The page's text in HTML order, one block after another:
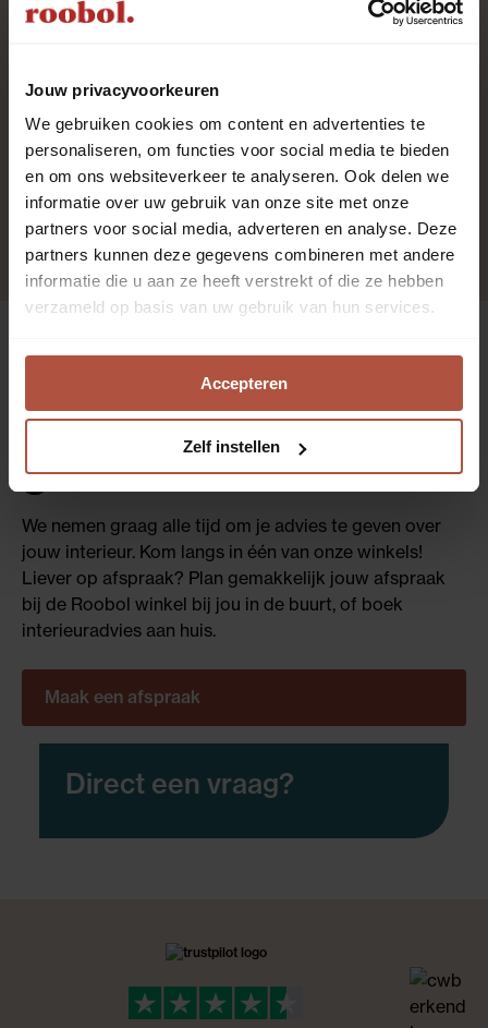
Jouw privacyvoorkeuren
We gebruiken cookies om content en advertenties te
personaliseren, om functies voor social media te bieden
en om ons websiteverkeer te analyseren. Ook delen we
informatie over uw gebruik van onze site met onze
partners voor social media, adverteren en analyse. Deze
partners kunnen deze gegevens combineren met andere
informatie die u aan ze heeft verstrekt of die ze hebben
verzameld op basis van uw gebruik van hun services.
Accepteren
Zelf instellen
1.0%
8odnW
Interieurvragen?
Kom langs voor
gratis advies
We nemen graag alle tijd om je advies te geven over
jouw interieur. Kom langs in één van onze winkels!
Liever op afspraak? Plan gemakkelijk jouw afspraak
bij de Roobol winkel bij jou in de buurt, of boek
interieuradvies aan huis.
Maak een afspraak
Direct een vraag?